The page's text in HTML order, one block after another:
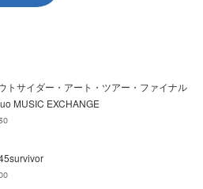
トサイダー・アート・ツアー・ファイナル
MUSIC EXCHANGE